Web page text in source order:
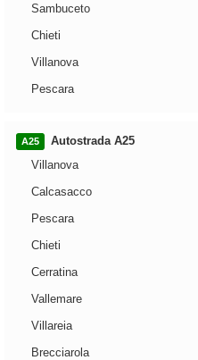
Sambuceto
Chieti
Villanova
Pescara
A25
Autostrada A25
Villanova
Calcasacco
Pescara
Chieti
Cerratina
Vallemare
Villareia
Brecciarola